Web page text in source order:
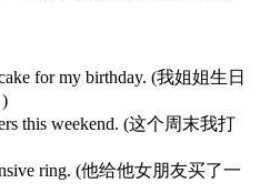
for my birthday. (我姐姐生日
this weekend. (这个周末我打
ring. (他给他女朋友买了一